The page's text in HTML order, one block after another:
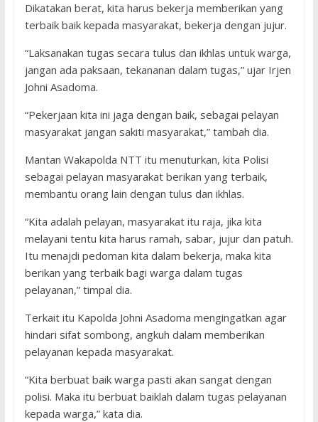
Dikatakan berat, kita harus bekerja memberikan yang
terbaik baik kepada masyarakat, bekerja dengan jujur.
“Laksanakan tugas secara tulus dan ikhlas untuk warga,
jangan ada paksaan, tekananan dalam tugas,” ujar Irjen
Johni Asadoma.
“Pekerjaan kita ini jaga dengan baik, sebagai pelayan
masyarakat jangan sakiti masyarakat,” tambah dia.
Mantan Wakapolda NTT itu menuturkan, kita Polisi
sebagai pelayan masyarakat berikan yang terbaik,
membantu orang lain dengan tulus dan ikhlas.
“Kita adalah pelayan, masyarakat itu raja, jika kita
melayani tentu kita harus ramah, sabar, jujur dan patuh.
Itu menajdi pedoman kita dalam bekerja, maka kita
berikan yang terbaik bagi warga dalam tugas
pelayanan,” timpal dia.
Terkait itu Kapolda Johni Asadoma mengingatkan agar
hindari sifat sombong, angkuh dalam memberikan
pelayanan kepada masyarakat.
“Kita berbuat baik warga pasti akan sangat dengan
polisi. Maka itu berbuat baiklah dalam tugas pelayanan
kepada warga,” kata dia.